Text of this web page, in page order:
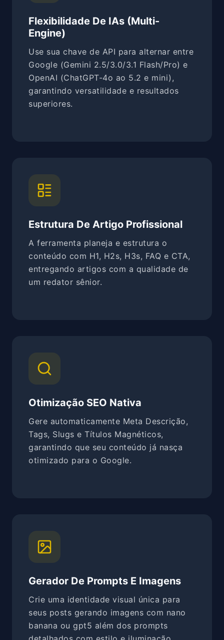
Flexibilidade De IAs (Multi-
Engine)
Use sua chave de API para alternar entre
Google (Gemini 2.5/3.0/3.1 Flash/Pro) e
OpenAI (ChatGPT-4o ao 5.2 e mini),
garantindo versatilidade e resultados
superiores.
Estrutura De Artigo Profissional
A ferramenta planeja e estrutura o
conteúdo com H1, H2s, H3s, FAQ e CTA,
entregando artigos com a qualidade de
um redator sênior.
Otimização SEO Nativa
Gere automaticamente Meta Descrição,
Tags, Slugs e Títulos Magnéticos,
garantindo que seu conteúdo já nasça
otimizado para o Google.
Gerador De Prompts E Imagens
Crie uma identidade visual única para
seus posts gerando imagens com nano
banana ou gpt5 além dos prompts